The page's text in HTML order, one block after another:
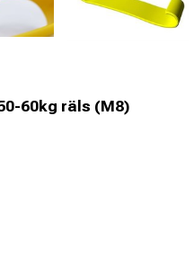
60kg räls (M8)